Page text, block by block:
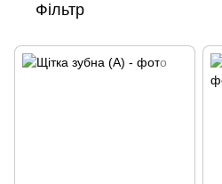
Фільтр